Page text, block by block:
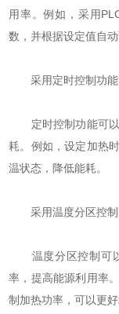
用率。例如，采用
数，并根据设定值自
采用定时控制功能
定时控制功能可以
耗。例如，设定加热
温状态，降低能耗。
采用温度分区控制
温度分区控制可以
率，提高能源利用率
制加热功率，可以更